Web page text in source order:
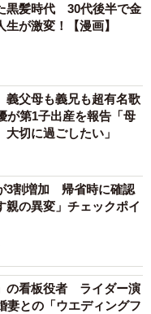
黒髪時代 30代後半で金
が激変！【漫画】
義父母も義兄も超有名歌
が第1子出産を報告「母
切に過ごしたい」
3割増加 帰省時に確認
親の異変」チェックポイ
の看板役者 ライダー演
妻との「ウエディングフ